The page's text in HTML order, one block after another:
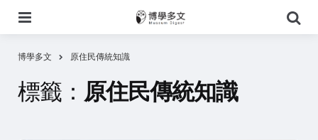
尋
博學多文 原住民傳統知識
標籤： 原住民傳統知識